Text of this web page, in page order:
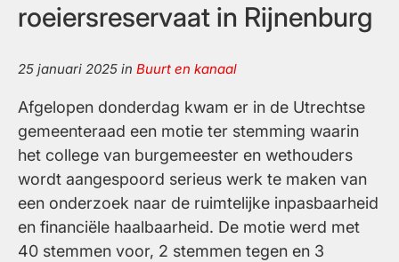
Rijnenburg
roeiersreservaat in Rijnenburg
25 januari 2025 in Buurt en kanaal
Afgelopen donderdag kwam er in de Utrechtse
gemeenteraad een motie ter stemming waarin
het college van burgemeester en wethouders
wordt aangespoord serieus werk te maken van
een onderzoek naar de ruimtelijke inpasbaarheid
en financiële haalbaarheid. De motie werd met
40 stemmen voor, 2 stemmen tegen en 3